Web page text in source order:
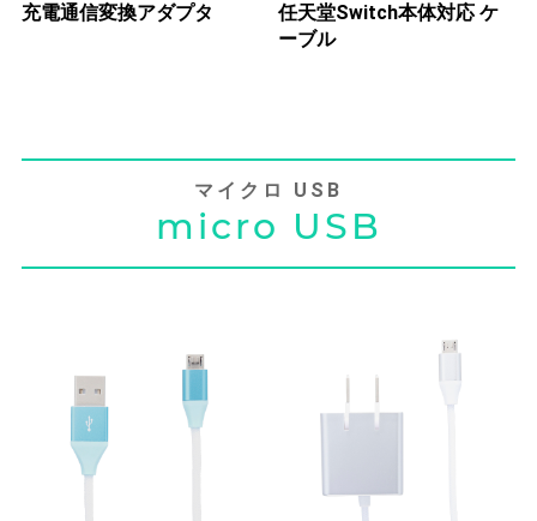
充電通信変換アダプタ
任天堂Switch本体対応 ケ
ーブル
マイクロ USB
micro USB